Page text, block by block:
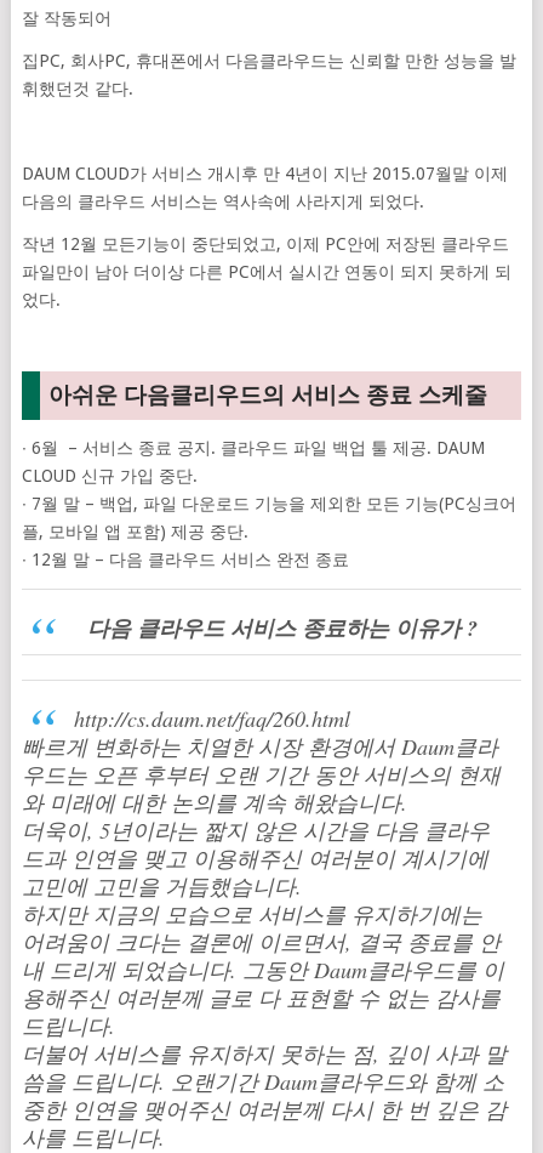
잘 작동되어
집PC, 회사PC, 휴대폰에서 다음클라우드는 신뢰할 만한 성능을 발
휘했던것 같다.
DAUM CLOUD가 서비스 개시후 만 4년이 지난 2015.07월말 이제
다음의 클라우드 서비스는 역사속에 사라지게 되었다.
작년 12월 모든기능이 중단되었고, 이제 PC안에 저장된 클라우드
파일만이 남아 더이상 다른 PC에서 실시간 연동이 되지 못하게 되
었다.
아쉬운 다음클리우드의 서비스 종료 스케줄
∙ 6월 – 서비스 종료 공지. 클라우드 파일 백업 툴 제공. DAUM
CLOUD 신규 가입 중단.
∙ 7월 말 – 백업, 파일 다운로드 기능을 제외한 모든 기능(PC싱크어
플, 모바일 앱 포함) 제공 중단.
∙ 12월 말 – 다음 클라우드 서비스 완전 종료
다음 클라우드 서비스 종료하는 이유가 ?
http://cs.daum.net/faq/260.html
빠르게 변화하는 치열한 시장 환경에서 Daum클라
우드는 오픈 후부터 오랜 기간 동안 서비스의 현재
와 미래에 대한 논의를 계속 해왔습니다.
더욱이, 5년이라는 짧지 않은 시간을 다음 클라우
드과 인연을 맺고 이용해주신 여러분이 계시기에
고민에 고민을 거듭했습니다.
하지만 지금의 모습으로 서비스를 유지하기에는
어려움이 크다는 결론에 이르면서, 결국 종료를 안
내 드리게 되었습니다. 그동안 Daum클라우드를 이
용해주신 여러분께 글로 다 표현할 수 없는 감사를
드립니다.
더불어 서비스를 유지하지 못하는 점, 깊이 사과 말
씀을 드립니다. 오랜기간 Daum클라우드와 함께 소
중한 인연을 맺어주신 여러분께 다시 한 번 깊은 감
사를 드립니다.